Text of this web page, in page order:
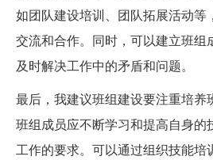
如团队建设培训、团队拓展活动等
交流和合作。同时，可以建立班组
及时解决工作中的矛盾和问题。
最后，我建议班组建设要注重培养
班组成员应不断学习和提高自身的
工作的要求。可以通过组织技能培